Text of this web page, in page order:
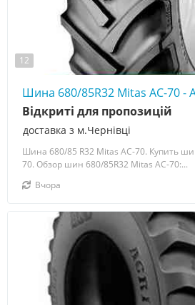
12
Шина 680/85R32 Mitas AC-70
доставка з м.Чернівці
Відкриті для пропозицій
Шина 680/85 R32 Mitas AC-70. Купить
70. Обзор шин 680/85R32 Mitas AC-70:...
Вчора